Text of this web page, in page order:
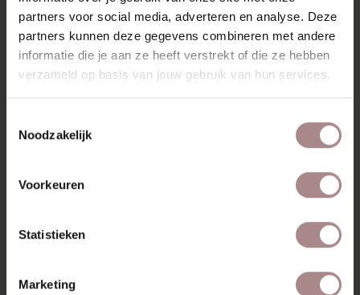
partners voor social media, adverteren en analyse. Deze
partners kunnen deze gegevens combineren met andere
informatie die je aan ze heeft verstrekt of die ze hebben
verzameld op basis van jouw gebruik van hun services.
Noodzakelijk
Voorkeuren
Statistieken
Marketing
Alleen verwerken in zeer goed geventileerde ruimten.
Buiten bereik van kinderen bewaren.
RECENT BEKEKEN